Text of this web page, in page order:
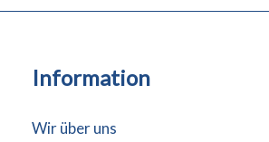
Information
Wir über uns